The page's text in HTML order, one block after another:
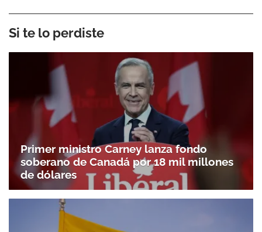
Si te lo perdiste
Primer ministro Carney lanza fondo
soberano de Canadá por 18 mil millones
de dólares